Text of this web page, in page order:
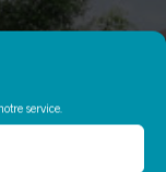
service.